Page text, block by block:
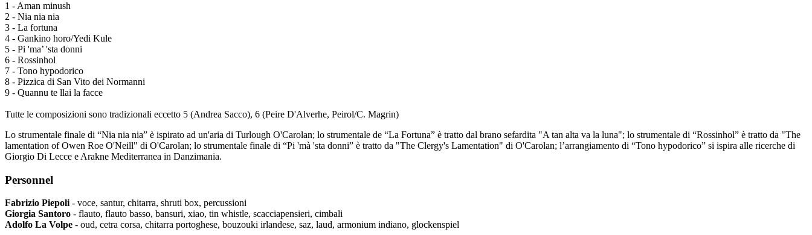
1 - Aman minush
2 - Nia nia nia
3 - La fortuna
4 - Gankino horo/Yedi Kule
5 - Pi 'ma’ 'sta donni
6 - Rossinhol
7 - Tono hypodorico
8 - Pizzica di San Vito dei Normanni
9 - Quannu te llai la facce
Tutte le composizioni sono tradizionali eccetto 5 (Andrea Sacco), 6 (Peire D'Alverhe, Peirol/C. Magrin)
Lo strumentale finale di “Nia nia nia” è ispirato ad un'aria di Turlough O'Carolan; lo strumentale de “La Fortuna” è tratto dal brano sefardita "A tan alta va la luna"; lo strumentale di “Rossinhol” è tratto da "The
lamentation of Owen Roe O'Neill" di O'Carolan; lo strumentale finale di “Pi 'mà 'sta donni” è tratto da "The Clergy's Lamentation" di O'Carolan; l’arrangiamento di “Tono hypodorico” si ispira alle ricerche di
Giorgio Di Lecce e Arakne Mediterranea in Danzimania.
Personnel
Fabrizio Piepoli- voce, santur, chitarra, shruti box, percussioni
Giorgia Santoro - flauto, flauto basso, bansuri, xiao, tin whistle, scacciapensieri, cimbali
Adolfo La Volpe - oud, cetra corsa, chitarra portoghese, bouzouki irlandese, saz, laud, armonium indiano, glockenspiel